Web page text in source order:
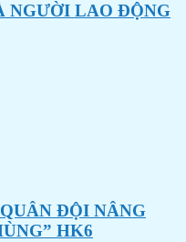
NGƯỜI LAO ĐỘNG
ĐỘI NÂNG
HK6